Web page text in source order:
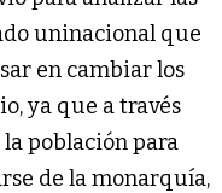
uninacional que
en cambiar los
ya que a través
población para
de la monarquía,